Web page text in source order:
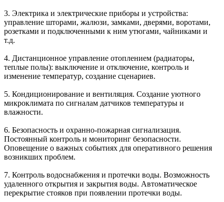
3. Электрика и электрические приборы и устройства:
управление шторами, жалюзи, замками, дверями, воротами,
розетками и подключенными к ним утюгами, чайниками и
т.д.
4. Дистанционное управление отоплением (радиаторы,
теплые полы): выключение и отключение, контроль и
изменение температур, создание сценариев.
5. Кондиционирование и вентиляция. Создание уютного
микроклимата по сигналам датчиков температуры и
влажности.
6. Безопасность и охранно-пожарная сигнализация.
Постоянный контроль и мониторинг безопасности.
Оповещение о важных событиях для оперативного решения
возникших проблем.
7. Контроль водоснабжения и протечки воды. Возможность
удаленного открытия и закрытия воды. Автоматическое
перекрытие стояков при появлении протечки воды.